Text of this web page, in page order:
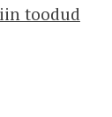
toodud